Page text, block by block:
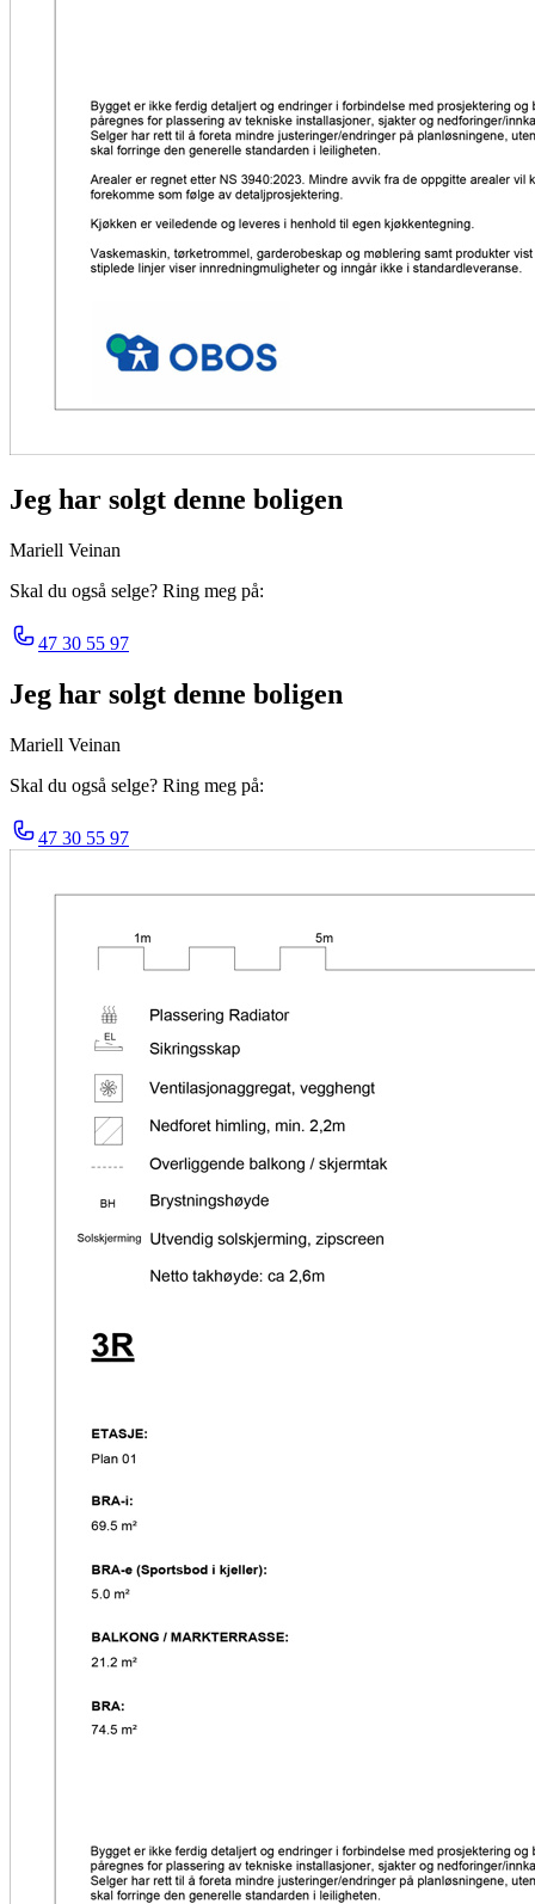
Jeg har solgt denne boligen
Mariell Veinan
Skal du også selge? Ring meg på:
47 30 55 97
Jeg har solgt denne boligen
Mariell Veinan
Skal du også selge? Ring meg på:
47 30 55 97